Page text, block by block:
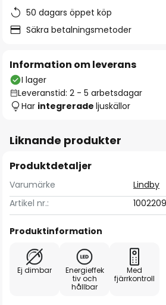
50 dagars öppet köp
Säkra betalningsmetoder
Information om leverans
I lager
Leveranstid: 2 - 5 arbetsdagar
Har integrerade ljuskällor
Liknande produkter
Produktdetaljer
Varumärke
Lindby
Artikel nr.:
Produktinformation
Ej dimbar
Energieffek
tiv och
hållbar
Med
fjärrkontroll